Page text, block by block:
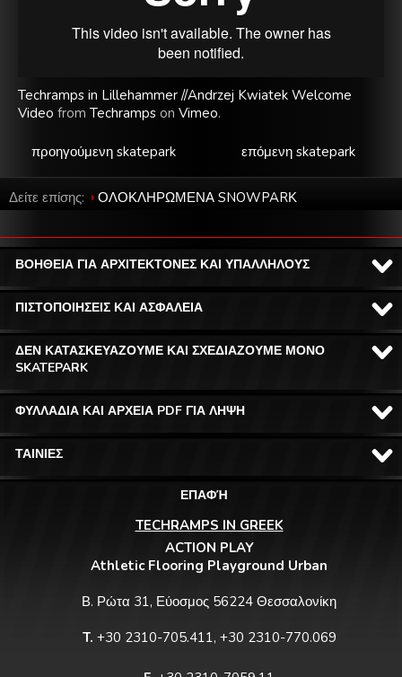
Techramps in Lillehammer //Andrzej Kwiatek Welcome
Video from Techramps on Vimeo.
επόμενη skatepark
προηγούμενη skatepark
Δείτε επίσης: ΟΛΟΚΛΗΡΩΜΕΝΑ SNOWPARΚ
ΒΟΗΘΕΙΑ ΓΙΑ ΑΡΧΙΤΕΚΤΟΝΕΣ ΚΑΙ ΥΠΑΛΛΗΛΟΥΣ
ΠΙΣΤΟΠΟΙΗΣΕΙΣ ΚΑΙ ΑΣΦΑΛΕΙΑ
ΔΕΝ ΚΑΤΑΣΚΕΥΑΖΟΥΜΕ ΚΑΙ ΣΧΕΔΙΑΖΟΥΜΕ ΜΟΝΟ
SKATEPARK
ΦΥΛΛΑΔΙΑ ΚΑΙ ΑΡΧΕΙΑ PDF ΓΙΑ ΛΗΨΗ
ΤΑΙΝΙΕΣ
ΕΠΑΦΉ
TECHRAMPS IN GREEK
ACTION PLAY
Athletic Flooring Playground Urban
Β. Ρώτα 31, Εύοσμος 56224 Θεσσαλονίκη
T. +30 2310-705.411, +30 2310-770.069